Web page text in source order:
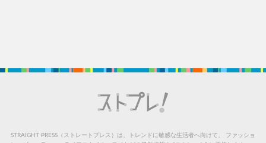
STRAIGHT PRESS（ストレートプレス）は、トレンドに敏感な生活者へ向けて、
ファッショ